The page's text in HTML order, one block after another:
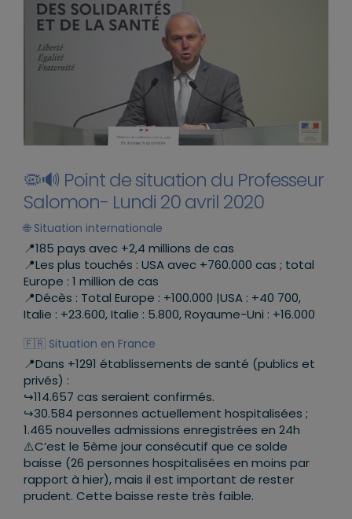
🦠🔊 Point de situation du Professeur
Salomon- Lundi 20 avril 2020
🌐 Situation internationale
📍185 pays avec +2,4 millions de cas
📍Les plus touchés : USA avec +760.000 cas ; total
Europe : 1 million de cas
📍Décès : Total Europe : +100.000 |USA : +40 700,
Italie : +23.600, Italie : 5.800, Royaume-Uni : +16.000
🇫🇷 Situation en France
📍Dans +1291 établissements de santé (publics et
privés) :
↪️114.657 cas seraient confirmés.
↪️30.584 personnes actuellement hospitalisées ;
1.465 nouvelles admissions enregistrées en 24h
⚠️C’est le 5ème jour consécutif que ce solde
baisse (26 personnes hospitalisées en moins par
rapport à hier), mais il est important de rester
prudent. Cette baisse reste très faible.